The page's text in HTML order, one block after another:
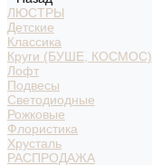
ЛЮСТРЫ
Детские
Классика
Круги (БУШЕ, КОСМОС)
Лофт
Подвесы
Светодиодные
Рожковые
Флористика
Хрусталь
РАСПРОДАЖА